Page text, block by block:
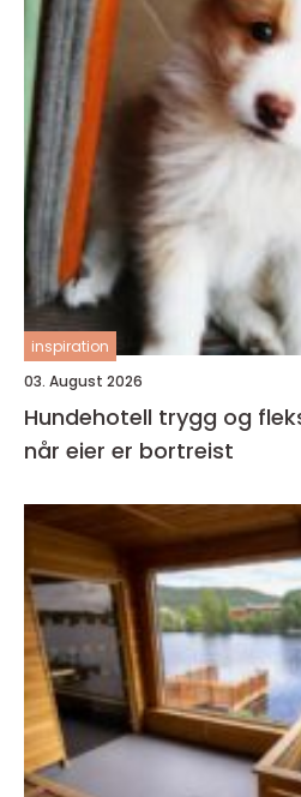
inspiration
03. August 2026
Hundehotell trygg og fleksibel pass av hund
når eier er bortreist